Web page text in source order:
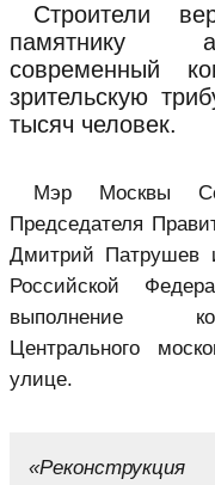
Строители
памятнику
современный
зрительскую
тысяч человек.
Мэр Москвы
Председателя
Дмитрий Патрушев
Российской
выполнение
Центрального
улице.
«Реконструкция